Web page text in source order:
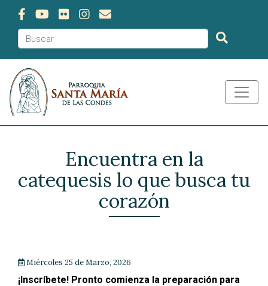
Encuentra en la
catequesis lo que busca tu
corazón
Miércoles 25 de Marzo, 2026
¡Inscríbete! Pronto comienza la preparación para